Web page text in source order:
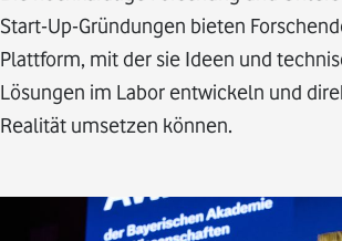
Start-Up-Gründungen bieten
Plattform, mit der sie Ideen und
Lösungen im Labor entwickeln und
Realität umsetzen können.